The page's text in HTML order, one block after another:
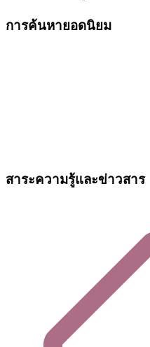
การค้นหายอดนิยม
สาระความรู้และข่าวสาร